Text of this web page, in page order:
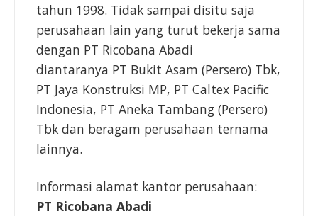
tahun 1998. Tidak sampai disitu saja
perusahaan lain yang turut bekerja sama
dengan PT Ricobana Abadi
diantaranya PT Bukit Asam (Persero) Tbk,
PT Jaya Konstruksi MP, PT Caltex Pacific
Indonesia, PT Aneka Tambang (Persero)
Tbk dan beragam perusahaan ternama
lainnya.
Informasi alamat kantor perusahaan:
PT Ricobana Abadi